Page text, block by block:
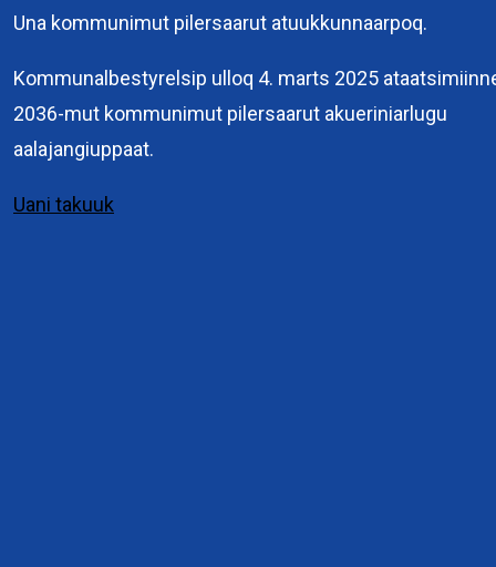
Una kommunimut pilersaarut atuukkunnaarpoq.
Kommunalbestyrelsip ulloq 4. marts 2025
2036-mut kommunimut pilersaarut akueriniarlugu
aalajangiuppaat.
Uani takuuk
Kommuneqarfik
Sermersooq
Kuussuaq 2
3900 Nuuk